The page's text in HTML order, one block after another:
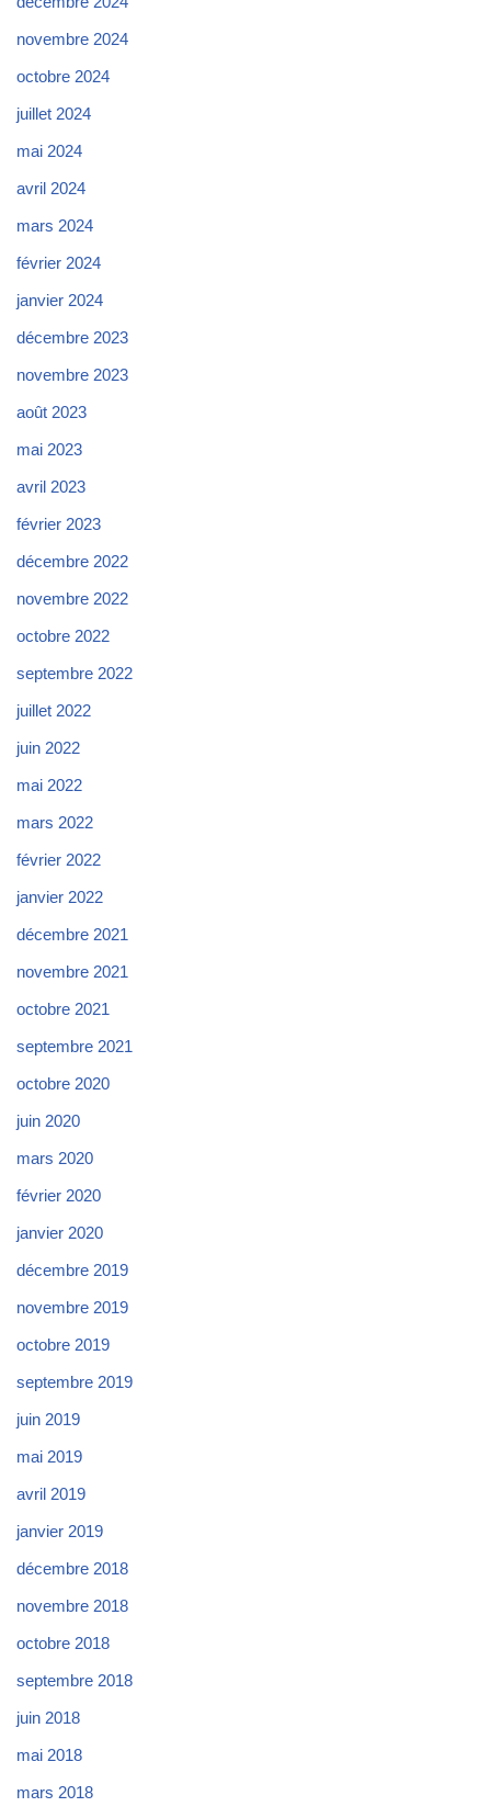
novembre 2024
octobre 2024
juillet 2024
mai 2024
avril 2024
mars 2024
février 2024
janvier 2024
décembre 2023
novembre 2023
août 2023
mai 2023
avril 2023
février 2023
décembre 2022
novembre 2022
octobre 2022
septembre 2022
juillet 2022
juin 2022
mai 2022
mars 2022
février 2022
janvier 2022
décembre 2021
novembre 2021
octobre 2021
septembre 2021
octobre 2020
juin 2020
mars 2020
février 2020
janvier 2020
décembre 2019
novembre 2019
octobre 2019
septembre 2019
juin 2019
mai 2019
avril 2019
janvier 2019
décembre 2018
novembre 2018
octobre 2018
septembre 2018
juin 2018
mai 2018
mars 2018